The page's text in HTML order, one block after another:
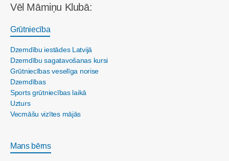
Vēl Māmiņu Klubā:
Grūtniecība
Dzemdību iestādes Latvijā
Dzemdību sagatavošanas kursi
Grūtniecības veselīga norise
Dzemdības
Sports grūtniecības laikā
Uzturs
Vecmāšu vizītes mājās
Mans bērns